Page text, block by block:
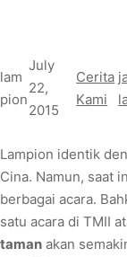
lam
pion
July
22,
2015
Cerita
Kami
Lampion identik
Cina. Namun, saat
berbagai acara.
satu acara di TMII
taman akan